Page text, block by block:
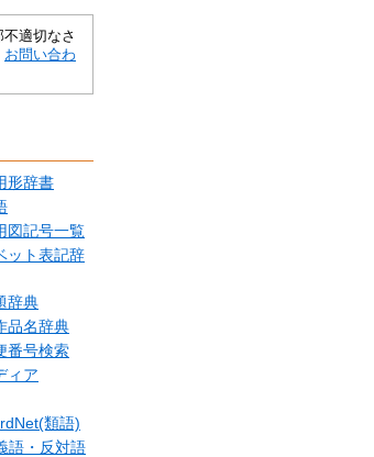
適切なさ
お問い合わ
形辞書
図記号一覧
ット表記辞
辞典
品名辞典
番号検索
ィア
類語)
語・反対語